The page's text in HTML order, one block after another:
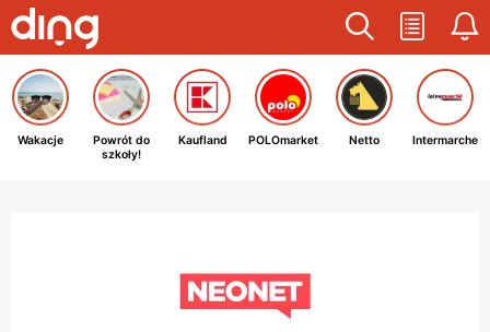
Wakacje
Powrót do
szkoły!
Kaufland POLOmarket Netto Intermarche